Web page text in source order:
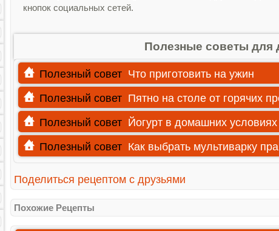
кнопок социальных сетей.
Полезные советы для
Полезный совет Что приготовить на ужин
Полезный совет Пятно на столе от горячих
Полезный совет Йогурт в домашних
Полезный совет Как выбрать мультиварку
Поделиться рецептом с друзьями
Похожие Рецепты